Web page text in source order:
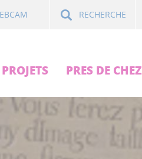
RECHERCHE
PRES DE